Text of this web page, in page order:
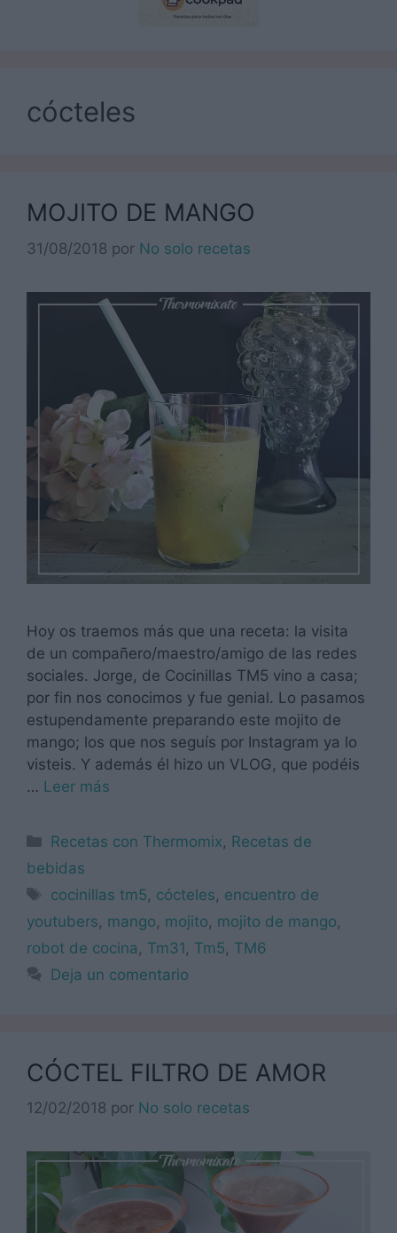
cócteles
MOJITO DE MANGO
31/08/2018 por No solo recetas
Hoy os traemos más que una receta: la visita
de un compañero/maestro/amigo de las redes
sociales. Jorge, de Cocinillas TM5 vino a casa;
por fin nos conocimos y fue genial. Lo pasamos
estupendamente preparando este mojito de
mango; los que nos seguís por Instagram ya lo
visteis. Y además él hizo un VLOG, que podéis
… Leer más
Categorías
Recetas con Thermomix, Recetas de
bebidas
Etiquetas
cocinillas tm5, cócteles, encuentro de
youtubers, mango, mojito, mojito de mango,
robot de cocina , Tm31, Tm5, TM6
Deja un comentario
CÓCTEL FILTRO DE AMOR
12/02/2018 por No solo recetas